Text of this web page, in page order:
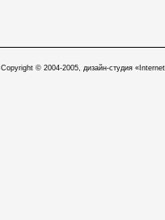
Copyright © 2004-2005, дизайн-студия